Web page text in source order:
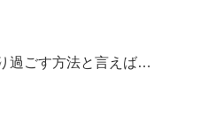
過ごす方法と言えば…